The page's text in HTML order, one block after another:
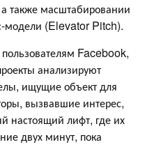
а также масштабировании
модели (Elevator Pitch).
Facebook,
анализируют
ищущие объект для
вызвавшие интерес,
настоящий лифт, где их
двух минут, пока